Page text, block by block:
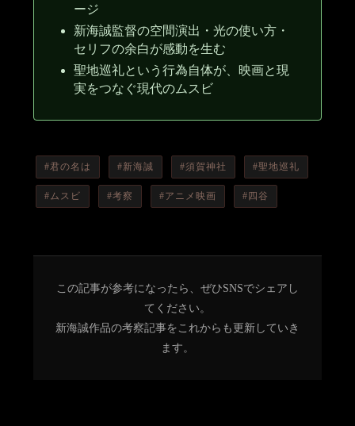
ージ
新海誠監督の空間演出・光の使い方・
セリフの余白が感動を生む
聖地巡礼という行為自体が、映画と現
実をつなぐ現代のムスビ
#君の名は #新海誠 #須賀神社 #聖地巡礼
#ムスビ #考察 #アニメ映画 #四谷
この記事が参考になったら、ぜひSNSでシェアし
てください。
新海誠作品の考察記事をこれからも更新していき
ます。